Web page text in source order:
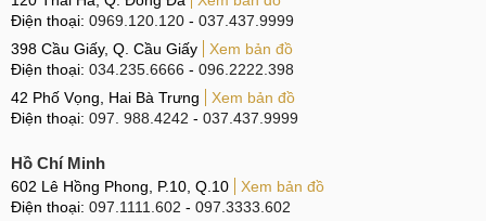
Điện thoại: 0969.120.120 - 037.437.9999
398 Cầu Giấy, Q. Cầu Giấy
Xem bản đồ
Điện thoại: 034.235.6666 - 096.2222.398
42 Phố Vọng, Hai Bà Trưng
Xem bản đồ
Điện thoại: 097. 988.4242 - 037.437.9999
Hồ Chí Minh
602 Lê Hồng Phong, P.10, Q.10
Xem bản đồ
Điện thoại: 097.1111.602 - 097.3333.602